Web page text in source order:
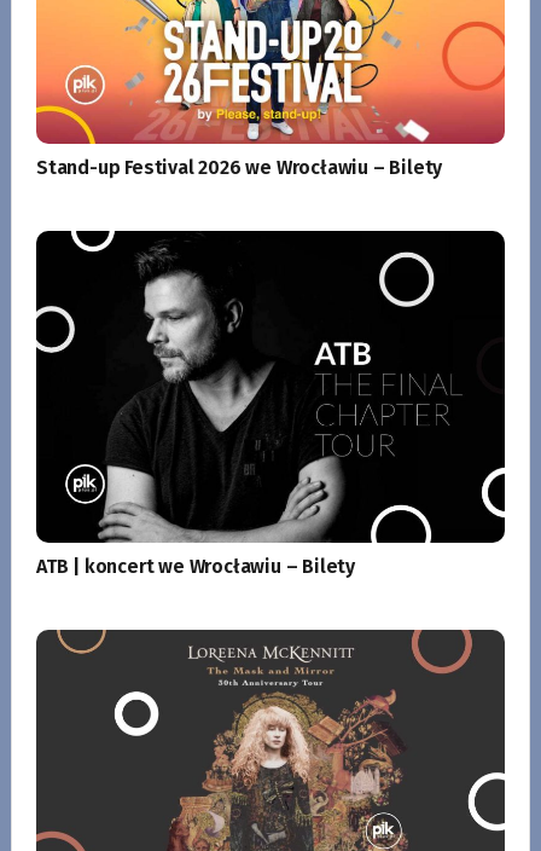
Stand-up Festival 2026 we Wrocławiu – Bilety
ATB | koncert we Wrocławiu – Bilety